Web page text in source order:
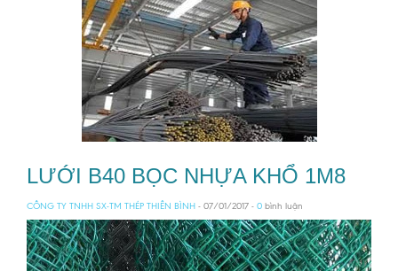
LƯỚI B40 BỌC NHỰA KHỔ 1M8
CÔNG TY TNHH SX-TM THÉP THIÊN BÌNH - 07/01/2017 - 0 bình luận